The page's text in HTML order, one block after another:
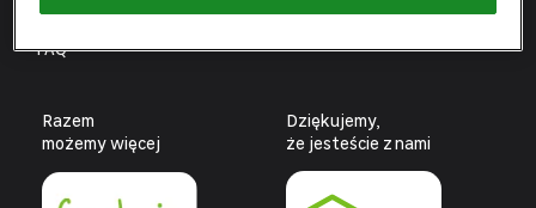
Fachowcy
FAQ
Razem
możemy więcej
Dziękujemy,
że jesteście z nami